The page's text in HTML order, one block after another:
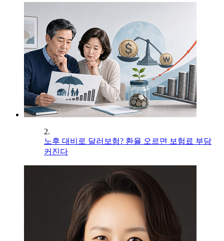
2.
노후 대비로 달러보험? 환율 오르면 보험료 부담
커진다